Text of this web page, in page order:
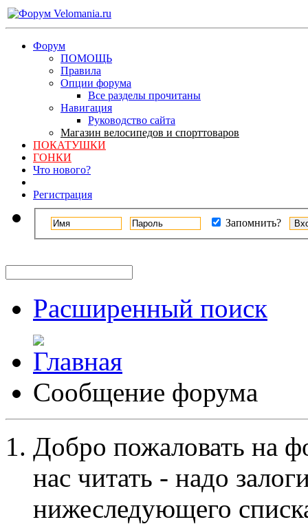
Форум
ПОМОЩЬ
Правила
Опции форума
Все разделы прочитаны
Навигация
Руководство сайта
Магазин велосипедов и спорттоваров
ПОКАТУШКИ
ГОНКИ
Что нового?
Регистрация
Запомнить?
Расширенный поиск
Сообщение форума
Добро пожаловать на
нас читать - надо
нижеследующего